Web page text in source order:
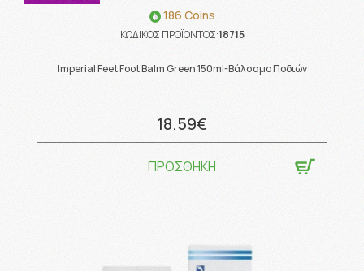
186 Coins
ΚΩΔΙΚΟΣ ΠΡΟΪΟΝΤΟΣ:18715
Imperial Feet Foot Balm Green 150ml-Βάλσαμο Ποδιών
18.59€
ΠΡΟΣΘΗΚΗ